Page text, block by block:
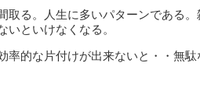
取る。人生に多いパターンである
といけなくなる。
率的な片付けが出来ないと・・無